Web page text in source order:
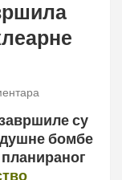
су
бомбе